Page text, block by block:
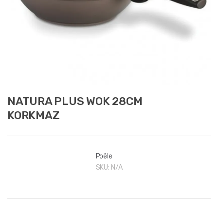
NATURA PLUS WOK 28CM
KORKMAZ
Poêle
SKU: N/A